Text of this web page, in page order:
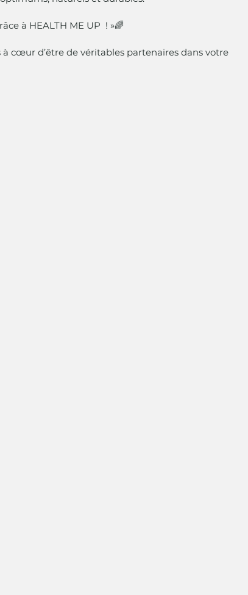
à HEALTH ME UP  ! »🌈
cœur d’être de véritables partenaires dans votre